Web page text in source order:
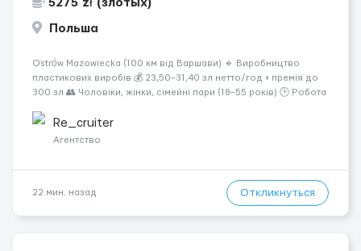
5275 zł (злотых)
Польша
Ostrów Mazowiecka (100 км від Варшави) 🔹 Виробництво
пластикових виробів 💰 23,50–31,40 зл нетто/год + премія до
300 зл 👥 Чоловіки, жінки, сімейні пари (18–55 років) 🕒 Робота
житло — 400 зл. 📦 Обов...
Re_cruiter
Агентство
22 мин. назад Откликнуться